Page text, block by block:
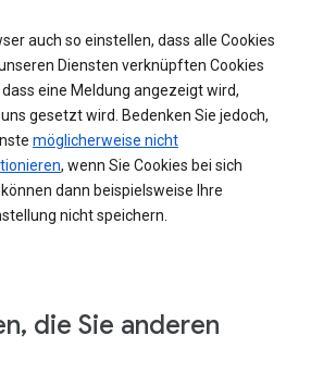
auch so einstellen, dass alle Cookies
Diensten verknüpften Cookies
eine Meldung angezeigt wird,
gesetzt wird. Bedenken Sie jedoch,
möglicherweise nicht
, wenn Sie Cookies bei sich
dann beispielsweise Ihre
nicht speichern.
die Sie anderen